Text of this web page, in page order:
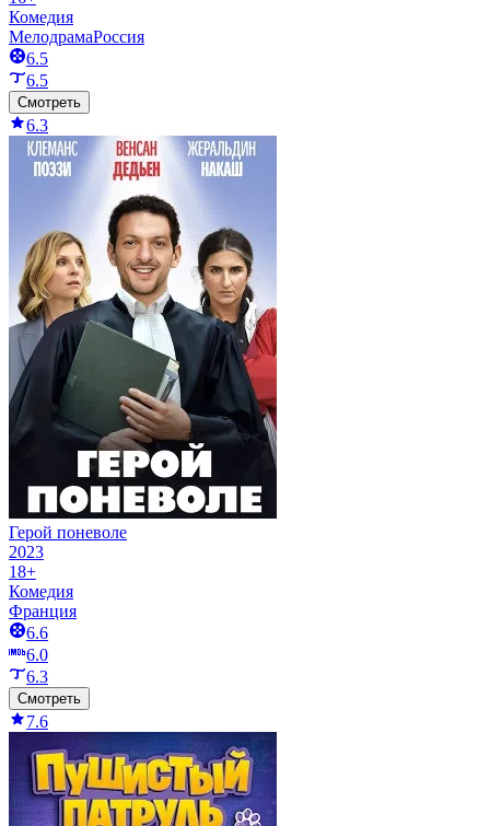
Комедия
МелодрамаРоссия
6.5
6.5
Смотреть
6.3
Герой поневоле
2023
18+
Комедия
Франция
6.6
6.0
6.3
Смотреть
7.6